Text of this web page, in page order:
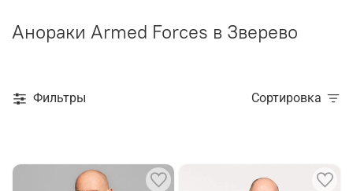
Анораки Armed Forces в Зверево
Фильтры Сортировка